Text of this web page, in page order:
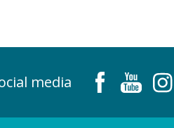
media